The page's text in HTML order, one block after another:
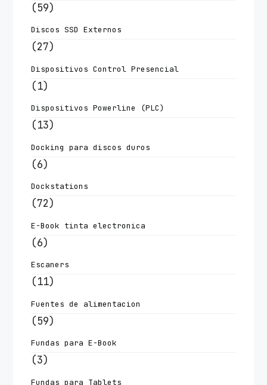
(59)
Discos SSD Externos
(27)
Dispositivos Control Presencial
(1)
Dispositivos Powerline (PLC)
(13)
Docking para discos duros
(6)
Dockstations
(72)
E-Book tinta electronica
(6)
Escaners
(11)
Fuentes de alimentacion
(59)
Fundas para E-Book
(3)
Fundas para Tablets